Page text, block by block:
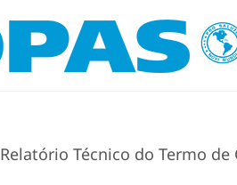
Relatório Técnico do Termo